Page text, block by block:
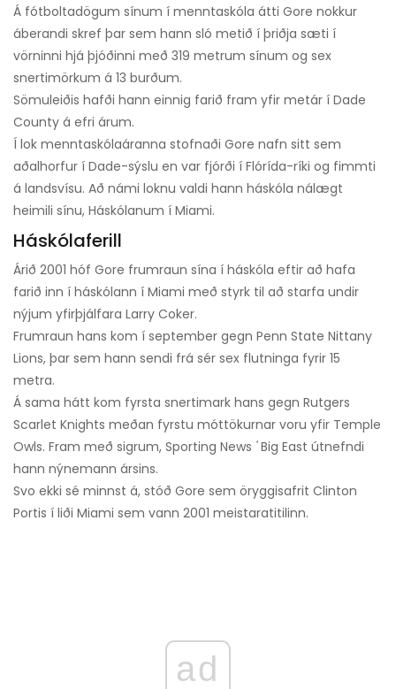
Á fótboltadögum sínum í menntaskóla átti Gore nokkur
áberandi skref þar sem hann sló metið í þriðja sæti í
vörninni hjá þjóðinni með 319 metrum sínum og sex
snertimörkum á 13 burðum.
Sömuleiðis hafði hann einnig farið fram yfir metár í Dade
County á efri árum.
Í lok menntaskólaáranna stofnaði Gore nafn sitt sem
aðalhorfur í Dade-sýslu en var fjórði í Flórída-ríki og fimmti
á landsvísu. Að námi loknu valdi hann háskóla nálægt
heimili sínu, Háskólanum í Miami.
Háskólaferill
Árið 2001 hóf Gore frumraun sína í háskóla eftir að hafa
farið inn í háskólann í Miami með styrk til að starfa undir
nýjum yfirþjálfara Larry Coker.
Frumraun hans kom í september gegn Penn State Nittany
Lions, þar sem hann sendi frá sér sex flutninga fyrir 15
metra.
Á sama hátt kom fyrsta snertimark hans gegn Rutgers
Scarlet Knights meðan fyrstu móttökurnar voru yfir Temple
Owls. Fram með sigrum, Sporting News 'Big East útnefndi
hann nýnemann ársins.
Svo ekki sé minnst á, stóð Gore sem öryggisafrit Clinton
Portis í liði Miami sem vann 2001 meistaratitilinn.
ad